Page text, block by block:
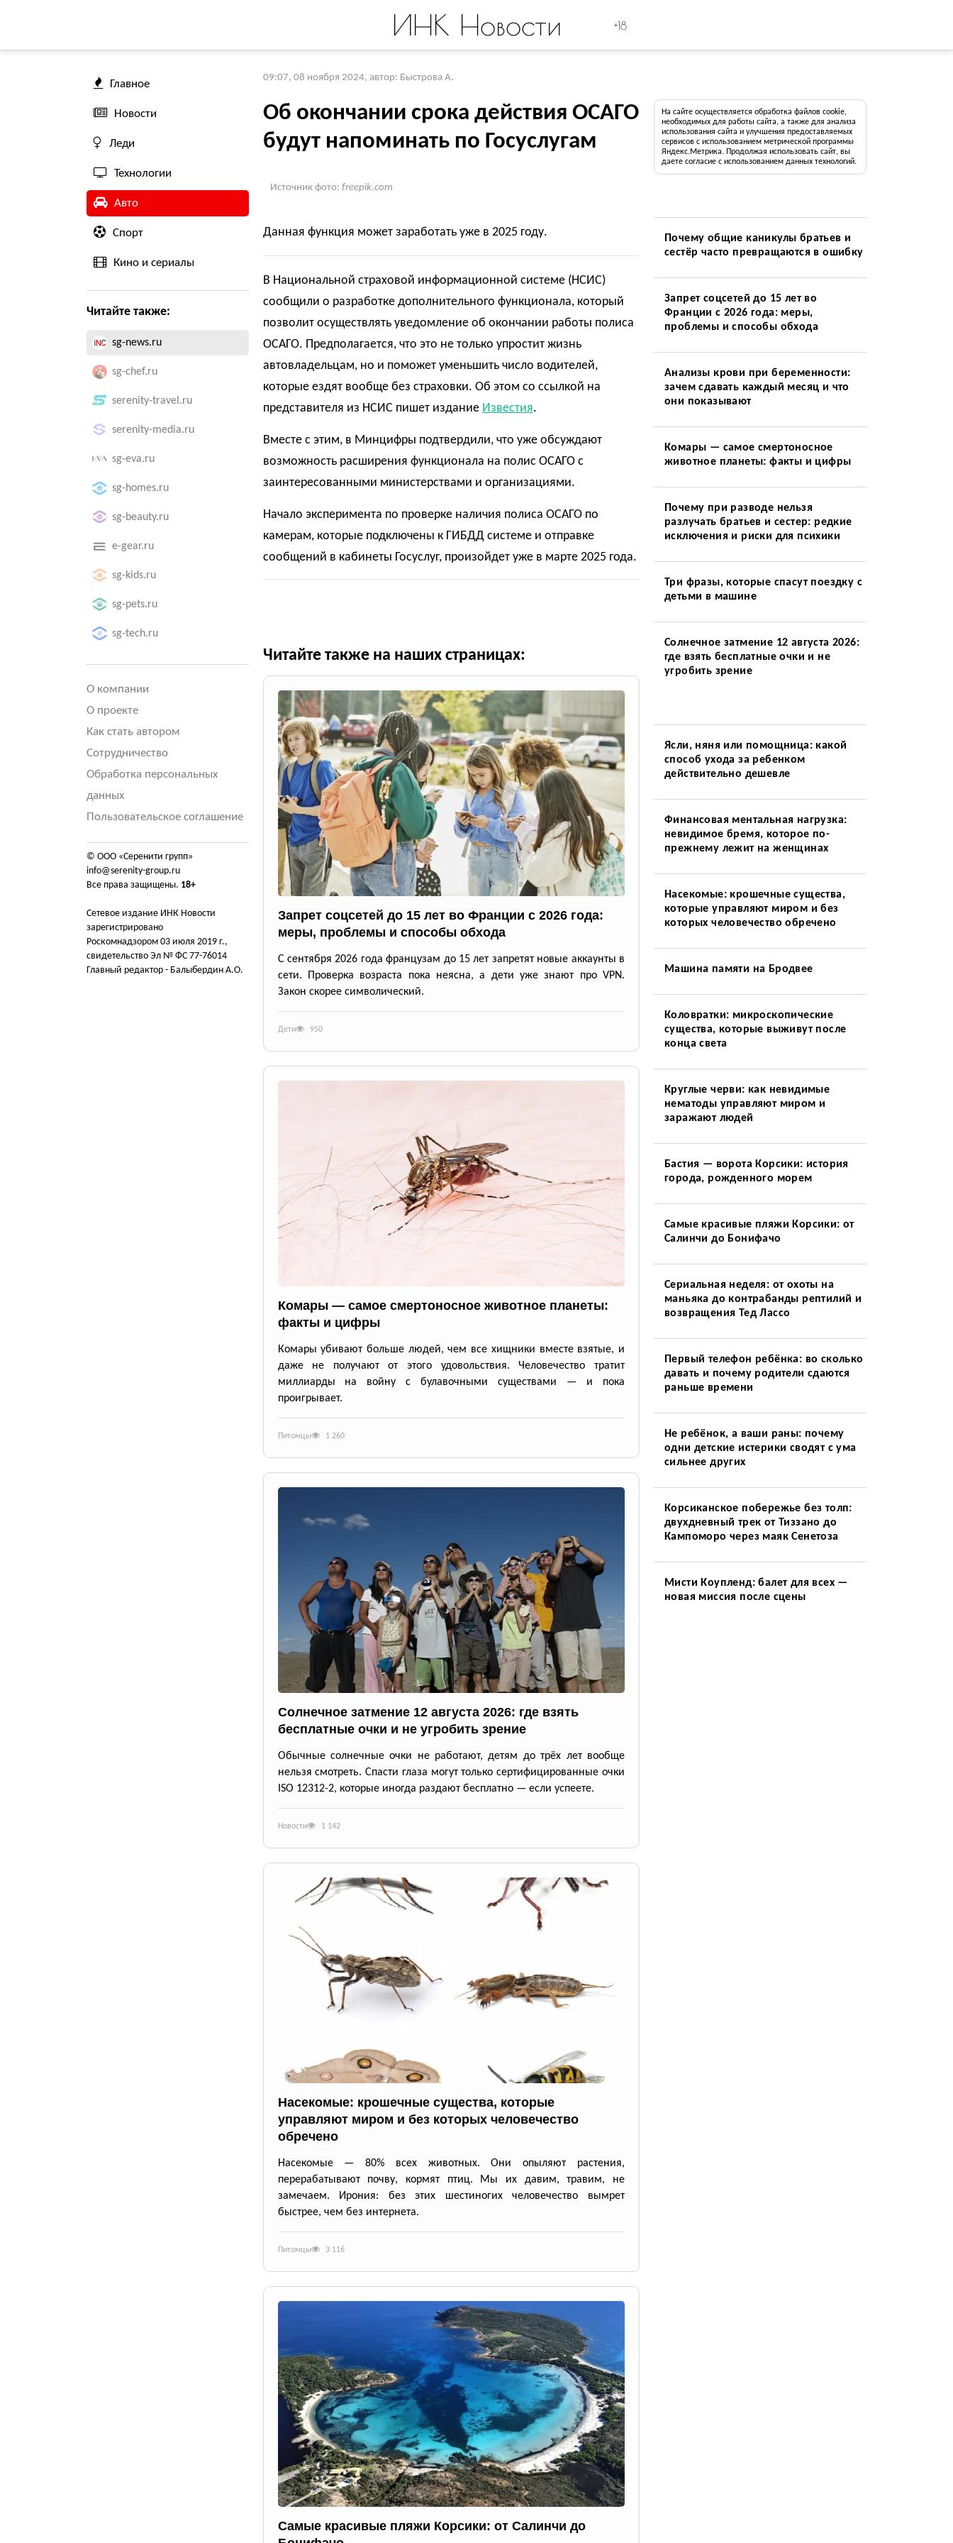
ИНК Новости +18
Главное
Новости
Леди
Технологии
Авто
Спорт
Кино и сериалы
Читайте также:
sg-news.ru
sg-chef.ru
serenity-travel.ru
serenity-media.ru
sg-eva.ru
sg-homes.ru
sg-beauty.ru
e-gear.ru
sg-kids.ru
sg-pets.ru
sg-tech.ru
О компании
О проекте
Как стать автором
Сотрудничество
Обработка персональных
данных
Пользовательское соглашение
© ООО «Серенити групп»
info@serenity-group.ru
Все права защищены. 18+
Сетевое издание ИНК Новости
зарегистрировано
Роскомнадзором 03 июля 2019 г.,
свидетельство Эл № ФС 77-76014
Главный редактор - Балыбердин А.О.
09:07, 08 ноября 2024, автор: Быстрова А.
Об окончании срока действия ОСАГО
будут напоминать по Госуслугам
Источник фото: freepik.com
Данная функция может заработать уже в 2025 году.
В Национальной страховой информационной системе (НСИС)
сообщили о разработке дополнительного функционала, который
позволит осуществлять уведомление об окончании работы полиса
ОСАГО. Предполагается, что это не только упростит жизнь
автовладельцам, но и поможет уменьшить число водителей,
которые ездят вообще без страховки. Об этом со ссылкой на
представителя из НСИС пишет издание Известия.
Вместе с этим, в Минцифры подтвердили, что уже обсуждают
возможность расширения функционала на полис ОСАГО с
заинтересованными министерствами и организациями.
Начало эксперимента по проверке наличия полиса ОСАГО по
камерам, которые подключены к ГИБДД системе и отправке
сообщений в кабинеты Госуслуг, произойдет уже в марте 2025 года.
Читайте также на наших страницах:
Запрет соцсетей до 15 лет во Франции с 2026 года:
меры, проблемы и способы обхода
С сентября 2026 года французам до 15 лет запретят новые аккаунты в
сети. Проверка возраста пока неясна, а дети уже знают про VPN.
Закон скорее символический.
Дети 950
Комары — самое смертоносное животное планеты:
факты и цифры
Комары убивают больше людей, чем все хищники вместе взятые, и
даже не получают от этого удовольствия. Человечество тратит
миллиарды на войну с булавочными существами — и пока
проигрывает.
Питомцы 1 260
Солнечное затмение 12 августа 2026: где взять
бесплатные очки и не угробить зрение
Обычные солнечные очки не работают, детям до трёх лет вообще
нельзя смотреть. Спасти глаза могут только сертифицированные очки
ISO 12312-2, которые иногда раздают бесплатно — если успеете.
Новости 1 142
Насекомые: крошечные существа, которые
управляют миром и без которых человечество
обречено
Насекомые — 80% всех животных. Они опыляют растения,
перерабатывают почву, кормят птиц. Мы их давим, травим, не
замечаем. Ирония: без этих шестиногих человечество вымрет
быстрее, чем без интернета.
Питомцы 3 116
Самые красивые пляжи Корсики: от Салинчи до
На сайте осуществляется обработка файлов cookie,
необходимых для работы сайта, а также для анализа
использования сайта и улучшения предоставляемых
сервисов с использованием метрической программы
Яндекс.Метрика. Продолжая использовать сайт, вы
даете согласие с использованием данных технологий.
Почему общие каникулы братьев и
сестёр часто превращаются в ошибку
Запрет соцсетей до 15 лет во
Франции с 2026 года: меры,
проблемы и способы обхода
Анализы крови при беременности:
зачем сдавать каждый месяц и что
они показывают
Комары — самое смертоносное
животное планеты: факты и цифры
Почему при разводе нельзя
разлучать братьев и сестер: редкие
исключения и риски для психики
Три фразы, которые спасут поездку с
детьми в машине
Солнечное затмение 12 августа 2026:
где взять бесплатные очки и не
угробить зрение
Ясли, няня или помощница: какой
способ ухода за ребенком
действительно дешевле
Финансовая ментальная нагрузка:
невидимое бремя, которое по-
прежнему лежит на женщинах
Насекомые: крошечные существа,
которые управляют миром и без
которых человечество обречено
Машина памяти на Бродвее
Коловратки: микроскопические
существа, которые выживут после
конца света
Круглые черви: как невидимые
нематоды управляют миром и
заражают людей
Бастия — ворота Корсики: история
города, рожденного морем
Самые красивые пляжи Корсики: от
Салинчи до Бонифачо
Сериальная неделя: от охоты на
маньяка до контрабанды рептилий и
возвращения Тед Лассо
Первый телефон ребёнка: во сколько
давать и почему родители сдаются
раньше времени
Не ребёнок, а ваши раны: почему
одни детские истерики сводят с ума
сильнее других
Корсиканское побережье без толп:
двухдневный трек от Тиззано до
Кампоморо через маяк Сенетоза
Мисти Коупленд: балет для всех —
новая миссия после сцены